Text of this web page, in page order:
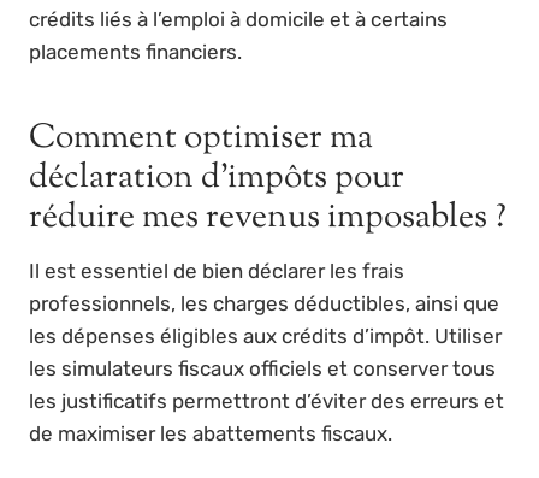
crédits liés à l’emploi à domicile et à certains
placements financiers.
Comment optimiser ma
déclaration d’impôts pour
réduire mes revenus imposables ?
Il est essentiel de bien déclarer les frais
professionnels, les charges déductibles, ainsi que
les dépenses éligibles aux crédits d’impôt. Utiliser
les simulateurs fiscaux officiels et conserver tous
les justificatifs permettront d’éviter des erreurs et
de maximiser les abattements fiscaux.